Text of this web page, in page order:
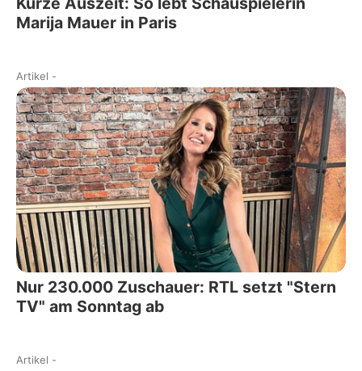
Marija Mauer in Paris
Artikel -
Nur 230.000 Zuschauer: RTL setzt "Stern
TV" am Sonntag ab
Artikel -